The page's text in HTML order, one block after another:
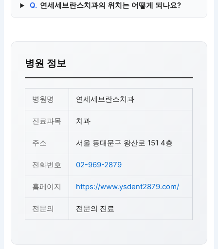
Q. 연세세브란스치과의 위치는 어떻게 되나요?
병원 정보
병원명 연세세브란스치과
진료과목 치과
주소 서울 동대문구 왕산로 151 4층
전화번호 02-969-2879
홈페이지 https://www.ysdent2879.com/
전문의 전문의 진료